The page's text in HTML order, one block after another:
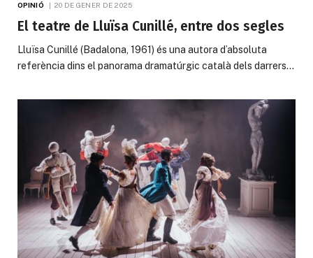
OPINIÓ 20 DE GENER DE 2025
El teatre de Lluïsa Cunillé, entre dos segles
Lluïsa Cunillé (Badalona, 1961) és una autora d’absoluta
referència dins el panorama dramatúrgic català dels darrers…